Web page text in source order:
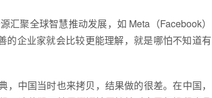
聚全球智慧推动发展，如 Meta（Facebook）
企业家就会比较更能理解，就是哪怕不知道有
中国当时也来拷贝，结果做的很差。在中国，